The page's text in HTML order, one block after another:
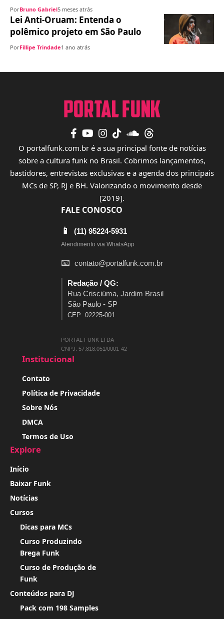
PorBruno Gabriel5 meses atrás
Lei Anti-Oruam: Entenda o
polêmico projeto em São Paulo
PorFillipe Trindade1 ano atrás
O portalfunk.com.br é a sua principal fonte de notícias
sobre a cultura funk no Brasil. Cobrimos lançamentos,
bastidores, entrevistas exclusivas e a agenda dos principais
MCs de SP, RJ e BH. Valorizando o movimento desde
[2019].
FALE CONOSCO
📱 (11) 95224-5931
Atendimento via WhatsApp
📧 contato@portalfunk.com.br
Redação / QG:
Rua Crisciúma, Jardim Brasil
São Paulo - SP
CEP: 02225-001
PORTAL FUNK LTDA
CNPJ: 57.818.051/0001-42
Institucional
Contato
Política de Privacidade
Sobre Nós
DMCA
Termos de Uso
Explore
Início
Baixar Funk
Notícias
Cursos
Dicas para MCs
Curso Produzindo
Brega Funk
Curso de Produção de
Funk
Conteúdos para DJ
Pack com 198 Samples